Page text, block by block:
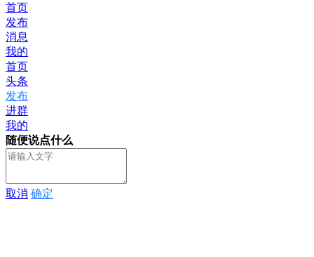
首页
发布
消息
我的
首页
头条
发布
进群
我的
随便说点什么
取消 确定